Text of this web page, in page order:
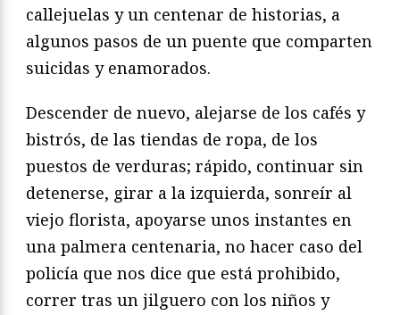
callejuelas y un centenar de historias, a
algunos pasos de un puente que comparten
suicidas y enamorados.
Descender de nuevo, alejarse de los cafés y
bistrós, de las tiendas de ropa, de los
puestos de verduras; rápido, continuar sin
detenerse, girar a la izquierda, sonreír al
viejo florista, apoyarse unos instantes en
una palmera centenaria, no hacer caso del
policía que nos dice que está prohibido,
correr tras un jilguero con los niños y